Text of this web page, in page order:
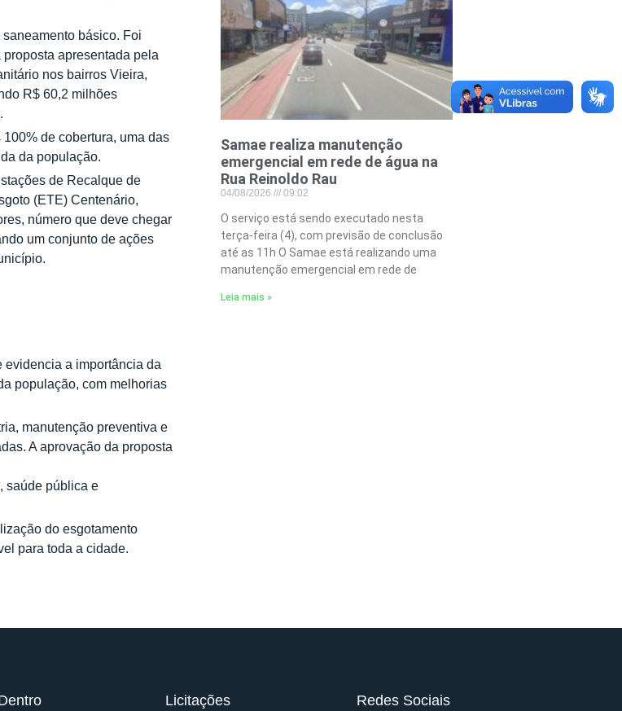
básico. Foi
apresentada pela
nos bairros Vieira,
R$ 60,2 milhões
de cobertura, uma das
da população.
de Recalque de
(ETE) Centenário,
número que deve chegar
um conjunto de ações
evidencia a importância da
população, com melhorias
manutenção preventiva e
A aprovação da proposta
saúde pública e
do esgotamento
para toda a cidade.
Samae realiza manutenção
emergencial em rede de água na
Rua Reinoldo Rau
04/08/2026 09:02
O serviço está sendo executado nesta
terça-feira (4), com previsão de conclusão
até as 11h O Samae está realizando uma
manutenção emergencial em rede de
Leia mais »
Licitações Redes Sociais